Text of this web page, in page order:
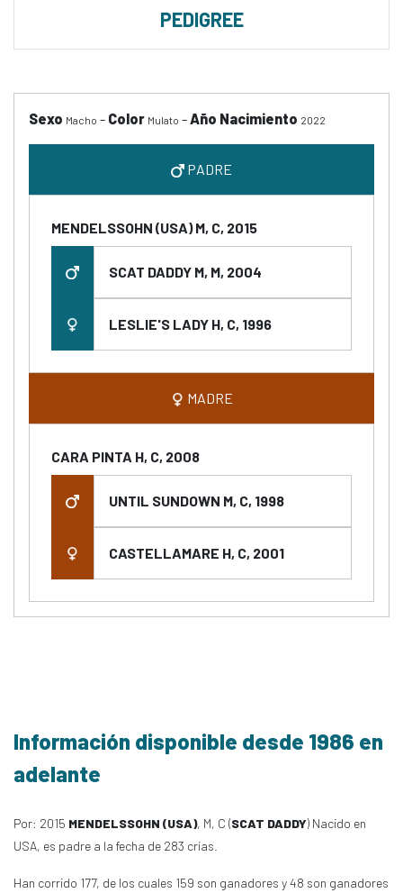
PEDIGREE
Sexo Macho - Color Mulato -Año Nacimiento 2022
PADRE
MENDELSSOHN (USA) M, C, 2015
SCAT DADDY M, M, 2004
LESLIE'S LADY H, C, 1996
MADRE
CARA PINTA H, C, 2008
UNTIL SUNDOWN M, C, 1998
CASTELLAMARE H, C, 2001
Información disponible desde 1986 en
adelante
Por: 2015 MENDELSSOHN (USA), M, C (SCAT DADDY) Nacido en
USA, es padre a la fecha de 283 crías.
Han corrido 177, de los cuales 159 son ganadores y 48 son ganadores